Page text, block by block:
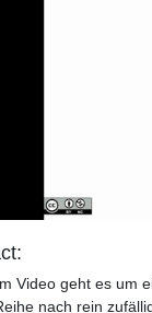
Video geht es um
nach rein